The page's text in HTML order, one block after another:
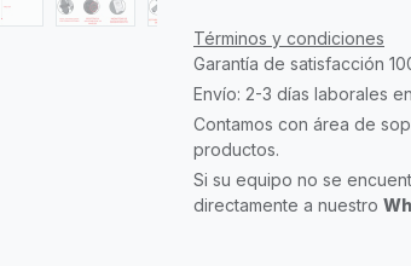
Términos y condiciones
Garantía de satisfacción
Envío: 2-3 días laborales
Contamos con área de
productos.
Si su equipo no se
directamente a nuestro